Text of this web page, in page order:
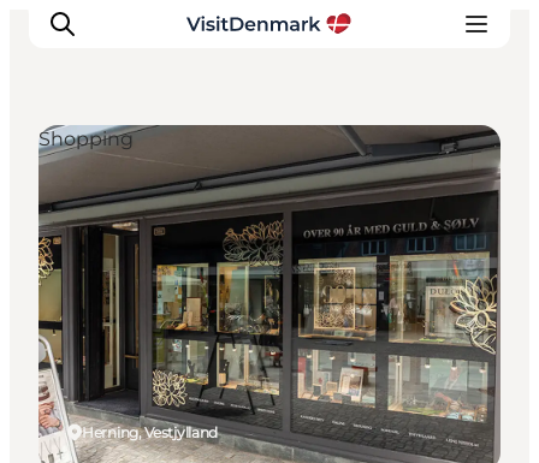
Inspiration
Destinationer
Oplevelser
Overnatning
Planlæg ferien
Herning, Vestjylland
Shopping